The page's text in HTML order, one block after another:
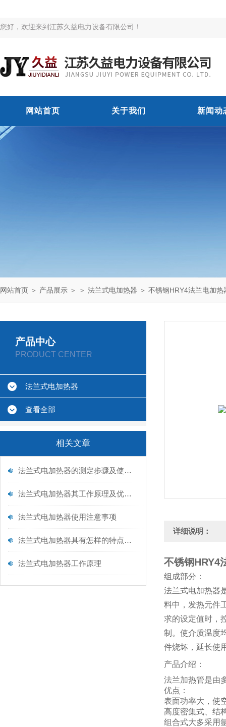
您好，欢迎来到江苏久益电力设备有限公司！
网站首页 关于我们 新闻动
网站首页 ＞ 产品展示 ＞ ＞ 法兰式电加热器 ＞ 不锈钢HRY4法兰电加热
产品中心
PRODUCT CENTER
法兰式电加热器
查看全部
相关文章
法兰式电加热器的测定步骤及使用注意事项如下
法兰式电加热器其工作原理及优点分别如下
法兰式电加热器使用注意事项
法兰式电加热器具有怎样的特点呢？
法兰式电加热器工作原理
详细说明：
不锈钢HRY4
组成部分：
法兰式电加热器
料中，发热元件
求的设定值时，
制。使介质温度
件烧坏，延长使
产品介绍：
法兰加热管是由
优点：
表面功率大，使
高度密集式、结
组合式大多采用